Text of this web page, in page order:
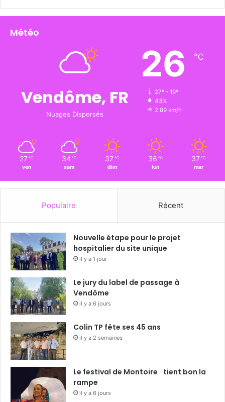
Météo
Vendôme, FR
Nuages Dispersés
26 ℃
27º - 19º
43%
2.89 km/h
27 ℃
ven
34 ℃
sam
37 ℃
dim
36 ℃
lun
37 ℃
mar
Populaire Récent
Nouvelle étape pour le projet
hospitalier du site unique
il y a 1 jour
Le jury du label de passage à
Vendôme
il y a 6 jours
Colin TP fête ses 45 ans
il y a 2 semaines
Le festival de Montoire tient bon la
rampe
il y a 6 jours